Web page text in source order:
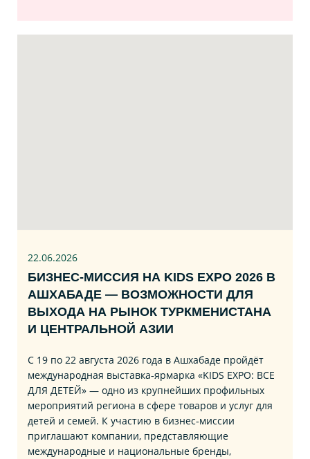
22.06.2026
БИЗНЕС‑МИССИЯ НА KIDS EXPO 2026 В
АШХАБАДЕ — ВОЗМОЖНОСТИ ДЛЯ
ВЫХОДА НА РЫНОК ТУРКМЕНИСТАНА
И ЦЕНТРАЛЬНОЙ АЗИИ
С 19 по 22 августа 2026 года в Ашхабаде пройдёт
международная выставка‑ярмарка «KIDS EXPO: ВСЕ
ДЛЯ ДЕТЕЙ» — одно из крупнейших профильных
мероприятий региона в сфере товаров и услуг для
детей и семей. К участию в бизнес‑миссии
приглашают компании, представляющие
международные и национальные бренды,